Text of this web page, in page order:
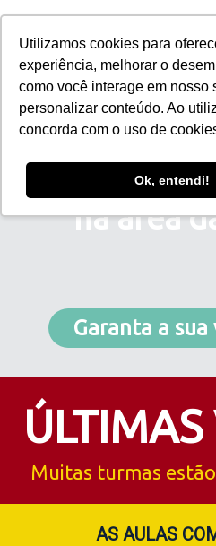
Utilizamos cookies para
experiência, melhorar o
como você interage em nosso
personalizar conteúdo. Ao
concorda com o uso de
Ok, entendi!
Em apenas
conquista o
pode iniciar
naárea
Garanta a sua
Muitas turmas
AS AULAS